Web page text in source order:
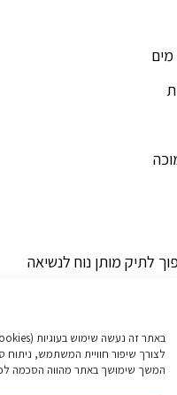
לצורך שיפור חוויית המשתמש,
המשך שימושך באתר מהווה הסכמה
לתיק מותן נוח לנשיאה
– אידיאלי לתנאי שטח